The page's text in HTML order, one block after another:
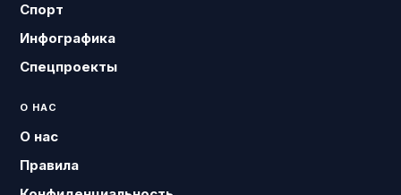
Спорт
Инфографика
Спецпроекты
О НАС
О нас
Правила